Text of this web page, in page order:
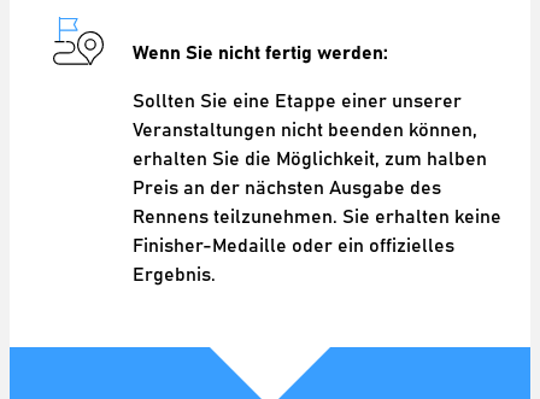
Wenn Sie nicht fertig werden:
Sollten Sie eine Etappe einer unserer
Veranstaltungen nicht beenden können,
erhalten Sie die Möglichkeit, zum halben
Preis an der nächsten Ausgabe des
Rennens teilzunehmen. Sie erhalten keine
Finisher-Medaille oder ein offizielles
Ergebnis.